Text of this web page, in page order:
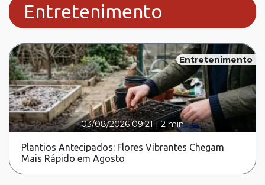
Entretenimento
Entretenimento
03/08/2026 09:21|2 min
Plantios Antecipados: Flores Vibrantes Chegam
Mais Rápido em Agosto